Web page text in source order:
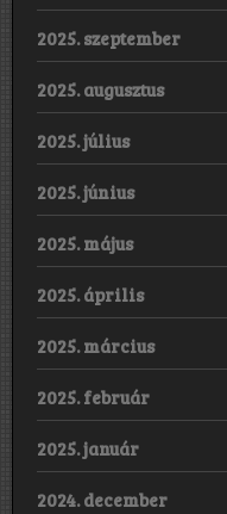
2025. szeptember
2025. augusztus
2025. július
2025. június
2025. május
2025. április
2025. március
2025. február
2025. január
2024. december